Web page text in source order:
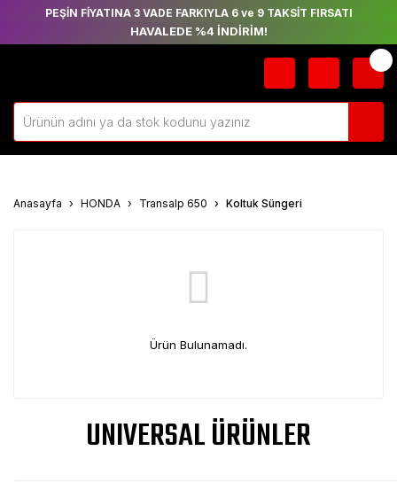
PEŞİN FİYATINA 3 VADE FARKIYLA 6 ve 9 TAKSİT FIRSATI
HAVALEDE %4 İNDİRİM!
Anasayfa HONDA Transalp 650 Koltuk Süngeri
Ürün Bulunamadı.
UNIVERSAL ÜRÜNLER